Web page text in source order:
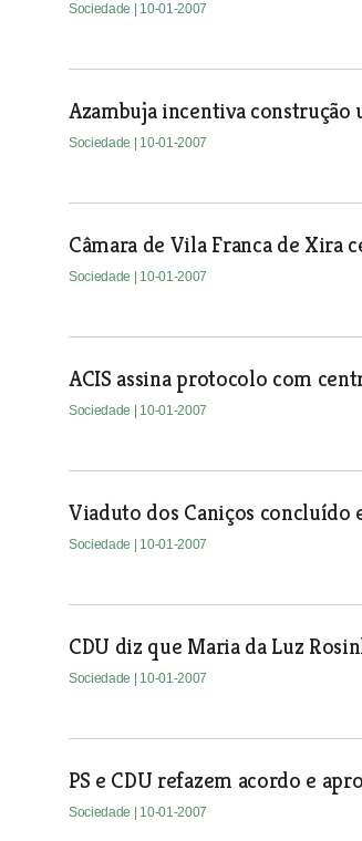
Sociedade | 10-01-2007
Azambuja incentiva construção
Sociedade | 10-01-2007
Câmara de Vila Franca de Xira
Sociedade | 10-01-2007
ACIS assina protocolo com
Sociedade | 10-01-2007
Viaduto dos Caniços concluído
Sociedade | 10-01-2007
CDU diz que Maria da Luz
Sociedade | 10-01-2007
PS e CDU refazem acordo e
Sociedade | 10-01-2007